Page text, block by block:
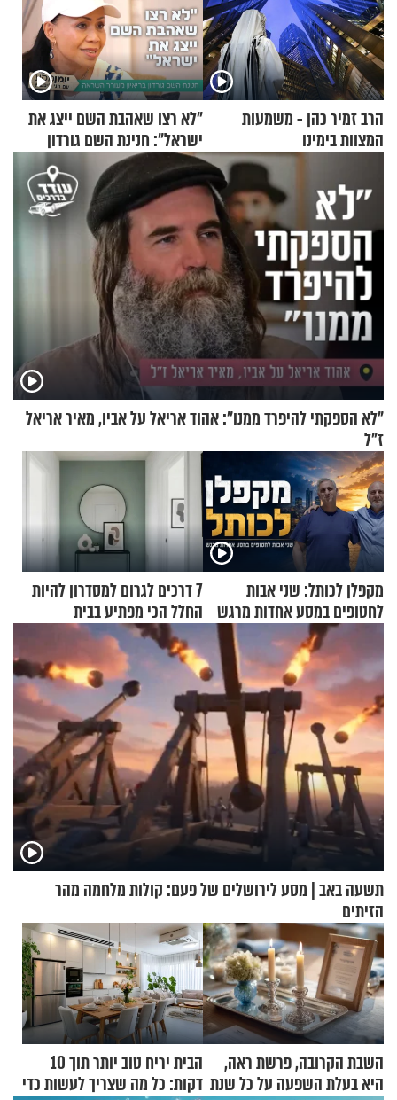
הרב זמיר כהן - משמעות
המצוות בימינו
"לא רצו שאהבת השם ייצג את
ישראל": חנינת השם גורדון
בריאיון מעורר השראה
"לא הספקתי להיפרד ממנו": אהוד אריאל על אביו, מאיר אריאל
ז"ל
מקפלן לכותל: שני אבות
לחטופים במסע אחדות מרגש
7 דרכים לגרום למסדרון להיות
החלל הכי מפתיע בבית
תשעה באב | מסע לירושלים של פעם: קולות מלחמה מהר
הזיתים
השבת הקרובה, פרשת ראה,
היא בעלת השפעה על כל שנת
הבית יריח טוב יותר תוך 10
דקות: כל מה שצריך לעשות כדי